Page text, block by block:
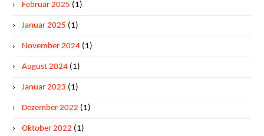
Februar 2025 (1)
Januar 2025 (1)
November 2024 (1)
August 2024 (1)
Januar 2023 (1)
Dezember 2022 (1)
Oktober 2022 (1)